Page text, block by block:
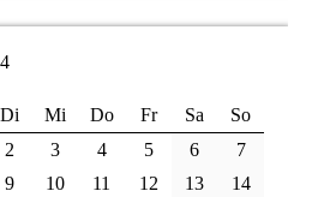
Di Mi Do Fr Sa
So
2 3 4 5 6
7
9 10 11 12 13
14